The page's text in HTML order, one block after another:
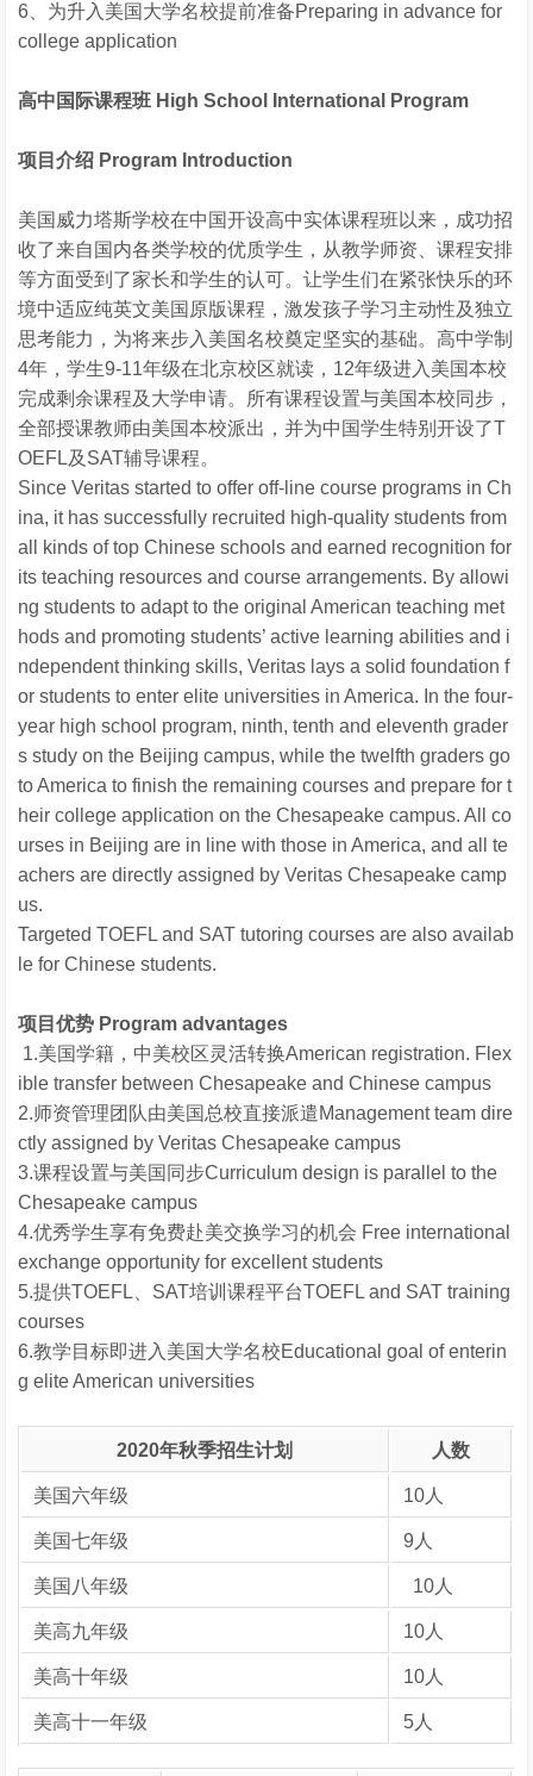
6、为升入美国大学名校提前准备Preparing in advance for
college application
高中国际课程班 High School International Program
项目介绍 Program Introduction
美国威力塔斯学校在中国开设高中实体课程班以来，成功招
收了来自国内各类学校的优质学生，从教学师资、课程安排
等方面受到了家长和学生的认可。让学生们在紧张快乐的环
境中适应纯英文美国原版课程，激发孩子学习主动性及独立
思考能力，为将来步入美国名校奠定坚实的基础。高中学制
4年，学生9-11年级在北京校区就读，12年级进入美国本校
完成剩余课程及大学申请。所有课程设置与美国本校同步，
全部授课教师由美国本校派出，并为中国学生特别开设了T
OEFL及SAT辅导课程。
Since Veritas started to offer off-line course programs in Ch
ina, it has successfully recruited high-quality students from
all kinds of top Chinese schools and earned recognition for
its teaching resources and course arrangements. By allowi
ng students to adapt to the original American teaching met
hods and promoting students’ active learning abilities and i
ndependent thinking skills, Veritas lays a solid foundation f
or students to enter elite universities in America. In the four-
year high school program, ninth, tenth and eleventh grader
s study on the Beijing campus, while the twelfth graders go
to America to finish the remaining courses and prepare for t
heir college application on the Chesapeake campus. All co
urses in Beijing are in line with those in America, and all te
achers are directly assigned by Veritas Chesapeake camp
us.
Targeted TOEFL and SAT tutoring courses are also availab
le for Chinese students.
项目优势 Program advantages
1.美国学籍，中美校区灵活转换American registration. Flex
ible transfer between Chesapeake and Chinese campus
2.师资管理团队由美国总校直接派遣Management team dire
ctly assigned by Veritas Chesapeake campus
3.课程设置与美国同步Curriculum design is parallel to the
Chesapeake campus
4.优秀学生享有免费赴美交换学习的机会 Free international
exchange opportunity for excellent students
5.提供TOEFL、SAT培训课程平台TOEFL and SAT training
courses
6.教学目标即进入美国大学名校Educational goal of enterin
g elite American universities
2020年秋季招生计划 人数
美国六年级 10人
美国七年级 9人
美国八年级 10人
美高九年级 10人
美高十年级 10人
美高十一年级 5人